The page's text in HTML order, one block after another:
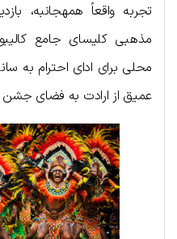
تجربه واقعاً همهجانبه،
مذهبی کلیسای جامع
محلی برای ادای احترام به
عمیق از ارادت به فضای جشن